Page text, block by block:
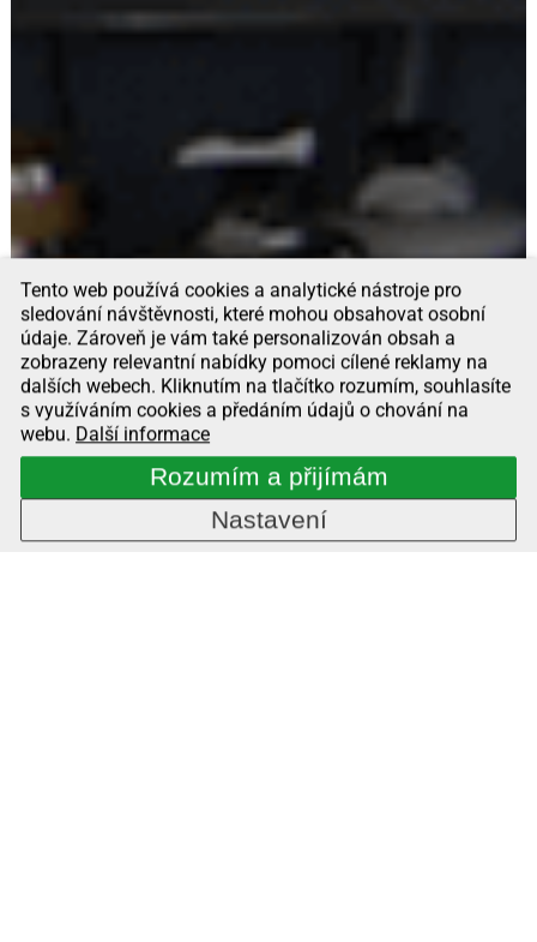
Tento web používá cookies a analytické nástroje pro
sledování návštěvnosti, které mohou obsahovat osobní
údaje. Zároveň je vám také personalizován obsah a
zobrazeny relevantní nabídky pomoci cílené reklamy na
dalších webech. Kliknutím na tlačítko rozumím, souhlasíte
s využíváním cookies a předáním údajů o chování na
webu. Další informace
Rozumím a přijímám
Nastavení